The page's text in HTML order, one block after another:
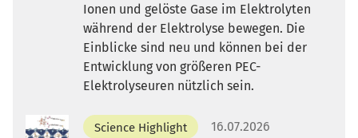
Ionen und gelöste Gase im Elektrolyten
während der Elektrolyse bewegen. Die
Einblicke sind neu und können bei der
Entwicklung von größeren PEC-
Elektrolyseuren nützlich sein.
Science Highlight
16.07.2026